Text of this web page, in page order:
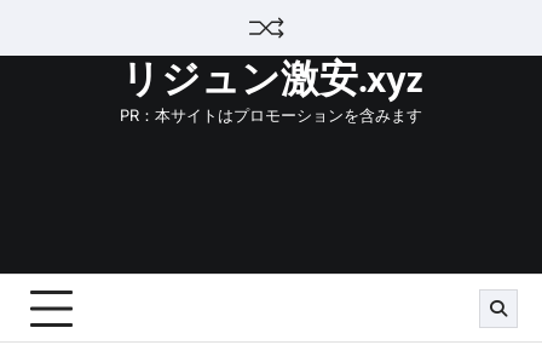
リジュン激安.xyz
PR：本サイトはプロモーションを含みます